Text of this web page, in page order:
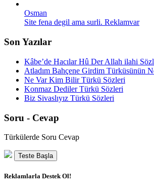
Osman
Site fena degil ama surli. Reklamvar
Son Yazılar
Kâbe’de Hacılar Hû Der Allah ilahi
Atladım Bahçene Girdim Türküsünün
Ne Var Kim Bilir Türkü Sözleri
Konmaz Dediler Türkü Sözleri
Biz Sivaslıyız Türkü Sözleri
Soru - Cevap
Türkülerde Soru Cevap
Teste Başla
Reklamlarla Destek Ol!